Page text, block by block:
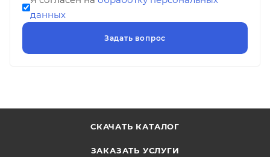
данных
СКАЧАТЬ КАТАЛОГ
ЗАКАЗАТЬ УСЛУГИ